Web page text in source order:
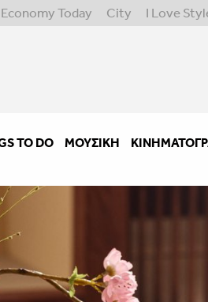
Economy Today City I Love
TO DO ΜΟΥΣΙΚΉ